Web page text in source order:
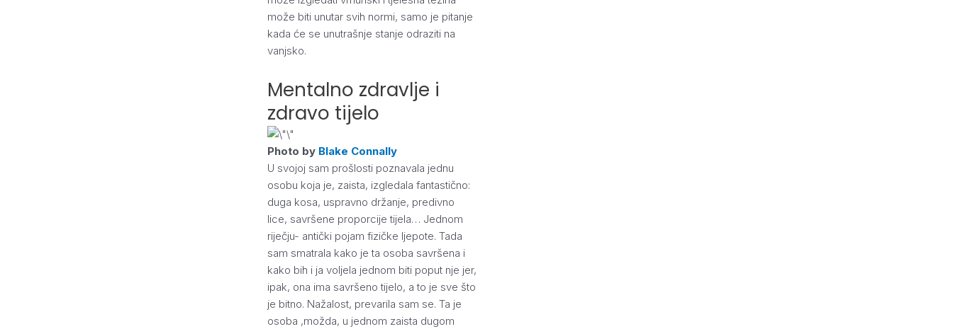
može biti unutar svih normi, samo je pitanje
kada će se unutrašnje stanje odraziti na
vanjsko.
Mentalno zdravlje i
zdravo tijelo
Photo by Blake Connally
U svojoj sam prošlosti poznavala jednu
osobu koja je, zaista, izgledala fantastično:
duga kosa, uspravno držanje, predivno
lice, savršene proporcije tijela… Jednom
riječju- antički pojam fizičke ljepote. Tada
sam smatrala kako je ta osoba savršena i
kako bih i ja voljela jednom biti poput nje jer,
ipak, ona ima savršeno tijelo, a to je sve što
je bitno. Nažalost, prevarila sam se. Ta je
osoba ,možda, u jednom zaista dugom